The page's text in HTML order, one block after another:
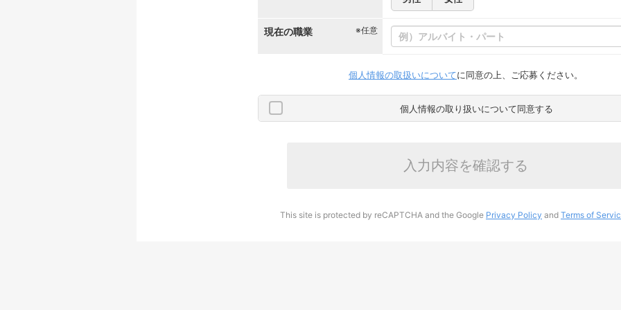
現在の職業 ※任意
個人情報の取扱いについてに同意の上、ご応募ください。
個人情報の取り扱いについて同意する
入力内容を確認する
This site is protected by reCAPTCHA and the Google Privacy Policy and Terms of